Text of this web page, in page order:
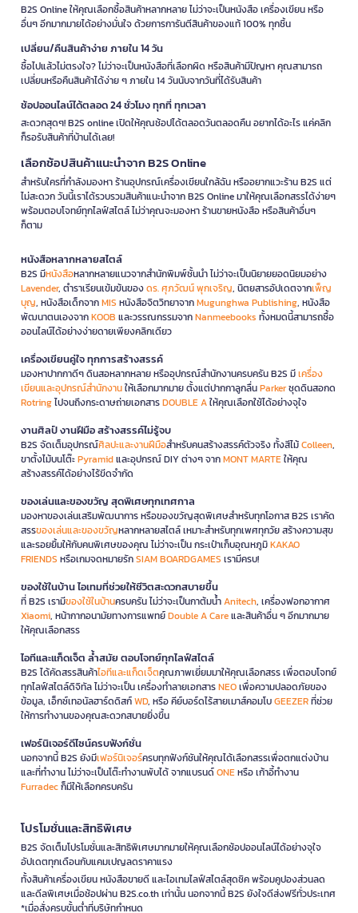
B2S Online ให้คุณเลือกซื้อสินค้าหลากหลาย ไม่ว่าจะเป็นหนังสือ เครื่องเขียน หรือ
อื่นๆ อีกมากมายได้อย่างมั่นใจ ด้วยการการันตีสินค้าของแท้ 100% ทุกชิ้น
เปลี่ยน/คืนสินค้าง่าย ภายใน 14 วัน
ซื้อไปแล้วไม่ตรงใจ? ไม่ว่าจะเป็นหนังสือที่เลือกผิด หรือสินค้ามีปัญหา คุณสามารถ
เปลี่ยนหรือคืนสินค้าได้ง่าย ๆ ภายใน 14 วันนับจากวันที่ได้รับสินค้า
ช้อปออนไลน์ได้ตลอด 24 ชั่วโมง ทุกที่ ทุกเวลา
สะดวกสุดๆ! B2S online เปิดให้คุณช้อปได้ตลอดวันตลอดคืน อยากได้อะไร แค่คลิก
ก็รอรับสินค้าที่บ้านได้เลย!
เลือกช้อปสินค้าแนะนำจาก B2S Online
สำหรับใครที่กำลังมองหา ร้านอุปกรณ์เครื่องเขียนใกล้ฉัน หรืออยากแวะร้าน B2S แต่
ไม่สะดวก วันนี้เราได้รวบรวมสินค้าแนะนำจาก B2S Online มาให้คุณเลือกสรรได้ง่ายๆ
พร้อมตอบโจทย์ทุกไลฟ์สไตล์ ไม่ว่าคุณจะมองหา ร้านขายหนังสือ หรือสินค้าอื่นๆ
ก็ตาม
หนังสือหลากหลายสไตล์
B2S มีหนังสือหลากหลายแนวจากสำนักพิมพ์ชั้นนำ ไม่ว่าจะเป็นนิยายยอดนิยมอย่าง
Lavender, ตำราเรียนเข้มข้นของดร. ศุภวัฒน์ พุกเจริญ, นิตยสารอัปเดตจากเพ็ญ
บุญ, หนังสือเด็กจากMIS หนังสือจิตวิทยาจากMugunghwa Publishing, หนังสือ
พัฒนาตนเองจากKOOB และวรรณกรรมจากNanmeebooks ทั้งหมดนี้สามารถซื้อ
ออนไลน์ได้อย่างง่ายดายเพียงคลิกเดียว
เครื่องเขียนคู่ใจ ทุกการสร้างสรรค์
มองหาปากกาดีๆ ดินสอหลากหลาย หรืออุปกรณ์สำนักงานครบครัน B2S มีเครื่อง
เขียนและอุปกรณ์สำนักงานให้เลือกมากมาย ตั้งแต่ปากกาลูกลื่นParkerชุดดินสอกด
Rotringไปจนถึงกระดาษถ่ายเอกสารDOUBLE Aให้คุณเลือกใช้ได้อย่างจุใจ
งานศิลป์ งานฝีมือ สร้างสรรค์ไม่รู้จบ
B2S จัดเต็มอุปกรณ์ศิลปะและงานฝีมือสำหรับคนสร้างสรรค์ตัวจริง ทั้งสีไม้Colleen,
ขาตั้งไม้บนโต๊ะPyramidและอุปกรณ์ DIY ต่างๆ จากMONT MARTEให้คุณ
สร้างสรรค์ได้อย่างไร้ขีดจำกัด
ของเล่นและของขวัญ สุดพิเศษทุกเทศกาล
มองหาของเล่นเสริมพัฒนาการ หรือของขวัญสุดพิเศษสำหรับทุกโอกาส B2S เราคัด
สรรของเล่นและของขวัญหลากหลายสไตล์ เหมาะสำหรับทุกเพศทุกวัย สร้างความสุข
และรอยยิ้มให้กับคนพิเศษของคุณ ไม่ว่าจะเป็น กระเป๋าเก็บอุณหภูมิKAKAO
FRIENDS หรือเกมจดหมายรักSIAM BOARDGAMES เรามีครบ!
ของใช้ในบ้าน ไอเทมที่ช่วยให้ชีวิตสะดวกสบายขึ้น
ที่ B2S เรามีของใช้ในบ้านครบครัน ไม่ว่าจะเป็นกาต้มน้ำAnitech, เครื่องฟอกอากาศ
Xiaomi, หน้ากากอนามัยทางการแพทย์Double A Careและสินค้าอื่น ๆ อีกมากมาย
ให้คุณเลือกสรร
ไอทีและแก็ดเจ็ต ล้ำสมัย ตอบโจทย์ทุกไลฟ์สไตล์
B2S ได้คัดสรรสินค้าไอทีและแก็ดเจ็ตคุณภาพเยี่ยมมาให้คุณเลือกสรร เพื่อตอบโจทย์
ทุกไลฟ์สไตล์ดิจิทัล ไม่ว่าจะเป็น เครื่องทำลายเอกสารNEOเพื่อความปลอดภัยของ
ข้อมูล, เอ็กซ์เทอนัลฮาร์ดดิสก์WD, หรือ คีย์บอร์ดไร้สายเมาส์คอมโบGEEZERที่ช่วย
ให้การทำงานของคุณสะดวกสบายยิ่งขึ้น
เฟอร์นิเจอร์ดีไซน์ครบฟังก์ชั่น
นอกจากนี้ B2S ยังมีเฟอร์นิเจอร์ครบทุกฟังก์ชันให้คุณได้เลือกสรรเพื่อตกแต่งบ้าน
และที่ทำงาน ไม่ว่าจะเป็นโต๊ะทำงานพับได้ จากแบรนด์ONEหรือ เก้าอี้ทำงาน
Furradecก็มีให้เลือกครบครัน
โปรโมชั่นและสิทธิพิเศษ
B2S จัดเต็มโปรโมชั่นและสิทธิพิเศษมากมายให้คุณเลือกช้อปออนไลน์ได้อย่างจุใจ
อัปเดตทุกเดือนกับแคมเปญลดราคาแรง
ทั้งสินค้าเครื่องเขียน หนังสือขายดี และไอเทมไลฟ์สไตล์สุดชิค พร้อมคูปองส่วนลด
และดีลพิเศษเมื่อช้อปผ่าน B2S.co.th เท่านั้น นอกจากนี้ B2S ยังใจดีส่งฟรีทั่วประเทศ
*เมื่อสั่งครบขั้นต่ำที่บริษัทกำหนด